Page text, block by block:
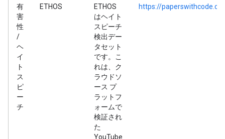
有
害
性
/
ヘ
イ
ト
ス
ピ
ー
チ
ETHOS
ETHOS
はヘイト
スピーチ
検出デー
タセット
です。こ
れは、ク
ラウドソ
ース プ
ラットフ
ォームで
検証され
た
YouTube
https://